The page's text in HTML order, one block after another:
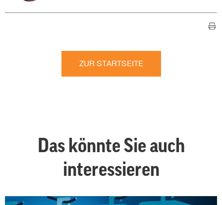
ZUR STARTSEITE
Das könnte Sie auch
interessieren